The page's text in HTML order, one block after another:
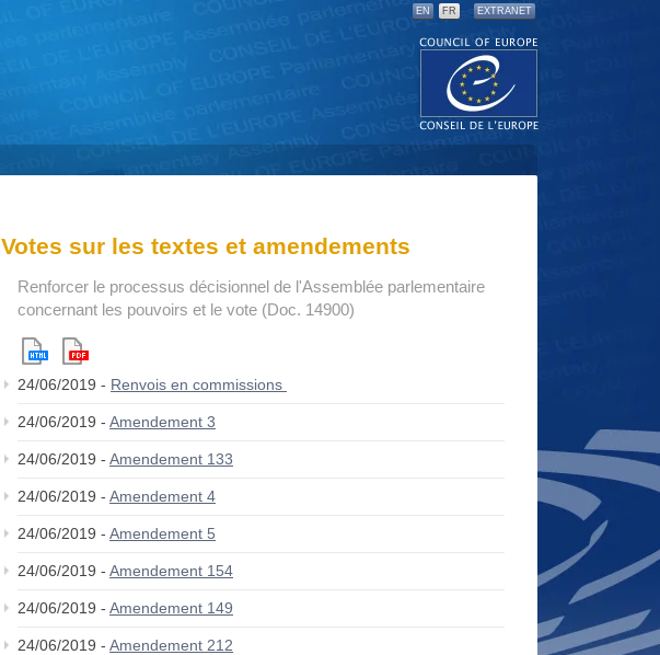
EN FR EXTRANET
Votes sur les textes et amendements
Renforcer le processus décisionnel de l'Assemblée parlementaire
concernant les pouvoirs et le vote (Doc. 14900)
24/06/2019 - Renvois en commissions
24/06/2019 - Amendement 3
24/06/2019 - Amendement 133
24/06/2019 - Amendement 4
24/06/2019 - Amendement 5
24/06/2019 - Amendement 154
24/06/2019 - Amendement 149
24/06/2019 - Amendement 212